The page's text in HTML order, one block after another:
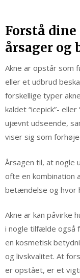
Forstå dine
årsager og
Akne ar opstår som
eller et udbrud
forskellige typer
kaldet “icepick”-
ujævnt udseende,
viser sig som
Årsagen til, at nogle
ofte en kombination
betændelse og hvor
Akne ar kan påvirke
i nogle tilfælde også
en kosmetisk
og livskvalitet. At
er opstået, er et